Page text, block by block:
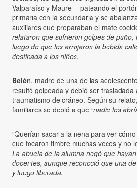
Valparaíso y Maure— pateando el
primaria con la secundaria y se
auxiliares que preparaban el mate
relataron que sufrieron golpes de puño,
luego de que les arrojaron la bebida
destinada a los niños.
Belén, madre de una de las
resultó golpeada y debió ser trasladada
traumatismo de cráneo. Según su
familiares se debió a que “nadie les
“Querían sacar a la nena para ver
que tocaron timbre muchas veces y no
La abuela de la alumna negó que
docentes, aunque reconoció que una
y luego liberada.